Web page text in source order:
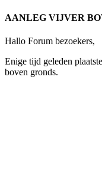
AANLEG VIJVER
Hallo Forum bezoekers,
Enige tijd geleden
boven gronds.